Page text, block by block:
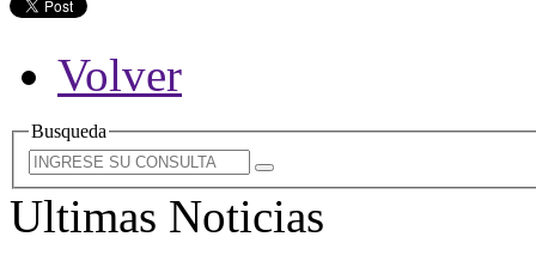
Volver
Busqueda
Ultimas Noticias